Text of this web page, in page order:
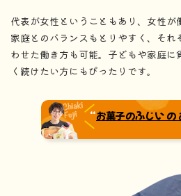
代表が女性ということもあり、女性が
家庭とのバランスもとりやすく、そ
わせた働き方も可能。子どもや家庭
く続けたい方にもぴったりです。
“お菓子のふじい の